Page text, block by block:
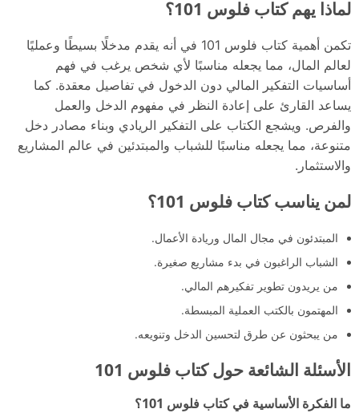
لماذا يهم كتاب فلوس 101؟
تكمن أهمية كتاب فلوس 101 في أنه يقدم مدخلًا بسيطًا وعمليًا
لعالم المال، مما يجعله مناسبًا لأي شخص يرغب في فهم
أساسيات التفكير المالي دون الدخول في تفاصيل معقدة. كما
يساعد القارئ على إعادة النظر في مفهوم الدخل والعمل
والفرص. ويشجع الكتاب على التفكير الريادي وبناء مصادر دخل
متنوعة، مما يجعله مناسبًا للشباب والمبتدئين في عالم المشاريع
والاستثمار.
لمن يناسب كتاب فلوس 101؟
المبتدئون في مجال المال وريادة الأعمال.
الشباب الراغبون في بدء مشاريع صغيرة.
من يريدون تطوير تفكيرهم المالي.
المهتمون بالكتب العملية المبسطة.
من يبحثون عن طرق لتحسين الدخل وتنويعه.
الأسئلة الشائعة حول كتاب فلوس 101
ما الفكرة الأساسية في كتاب فلوس 101؟